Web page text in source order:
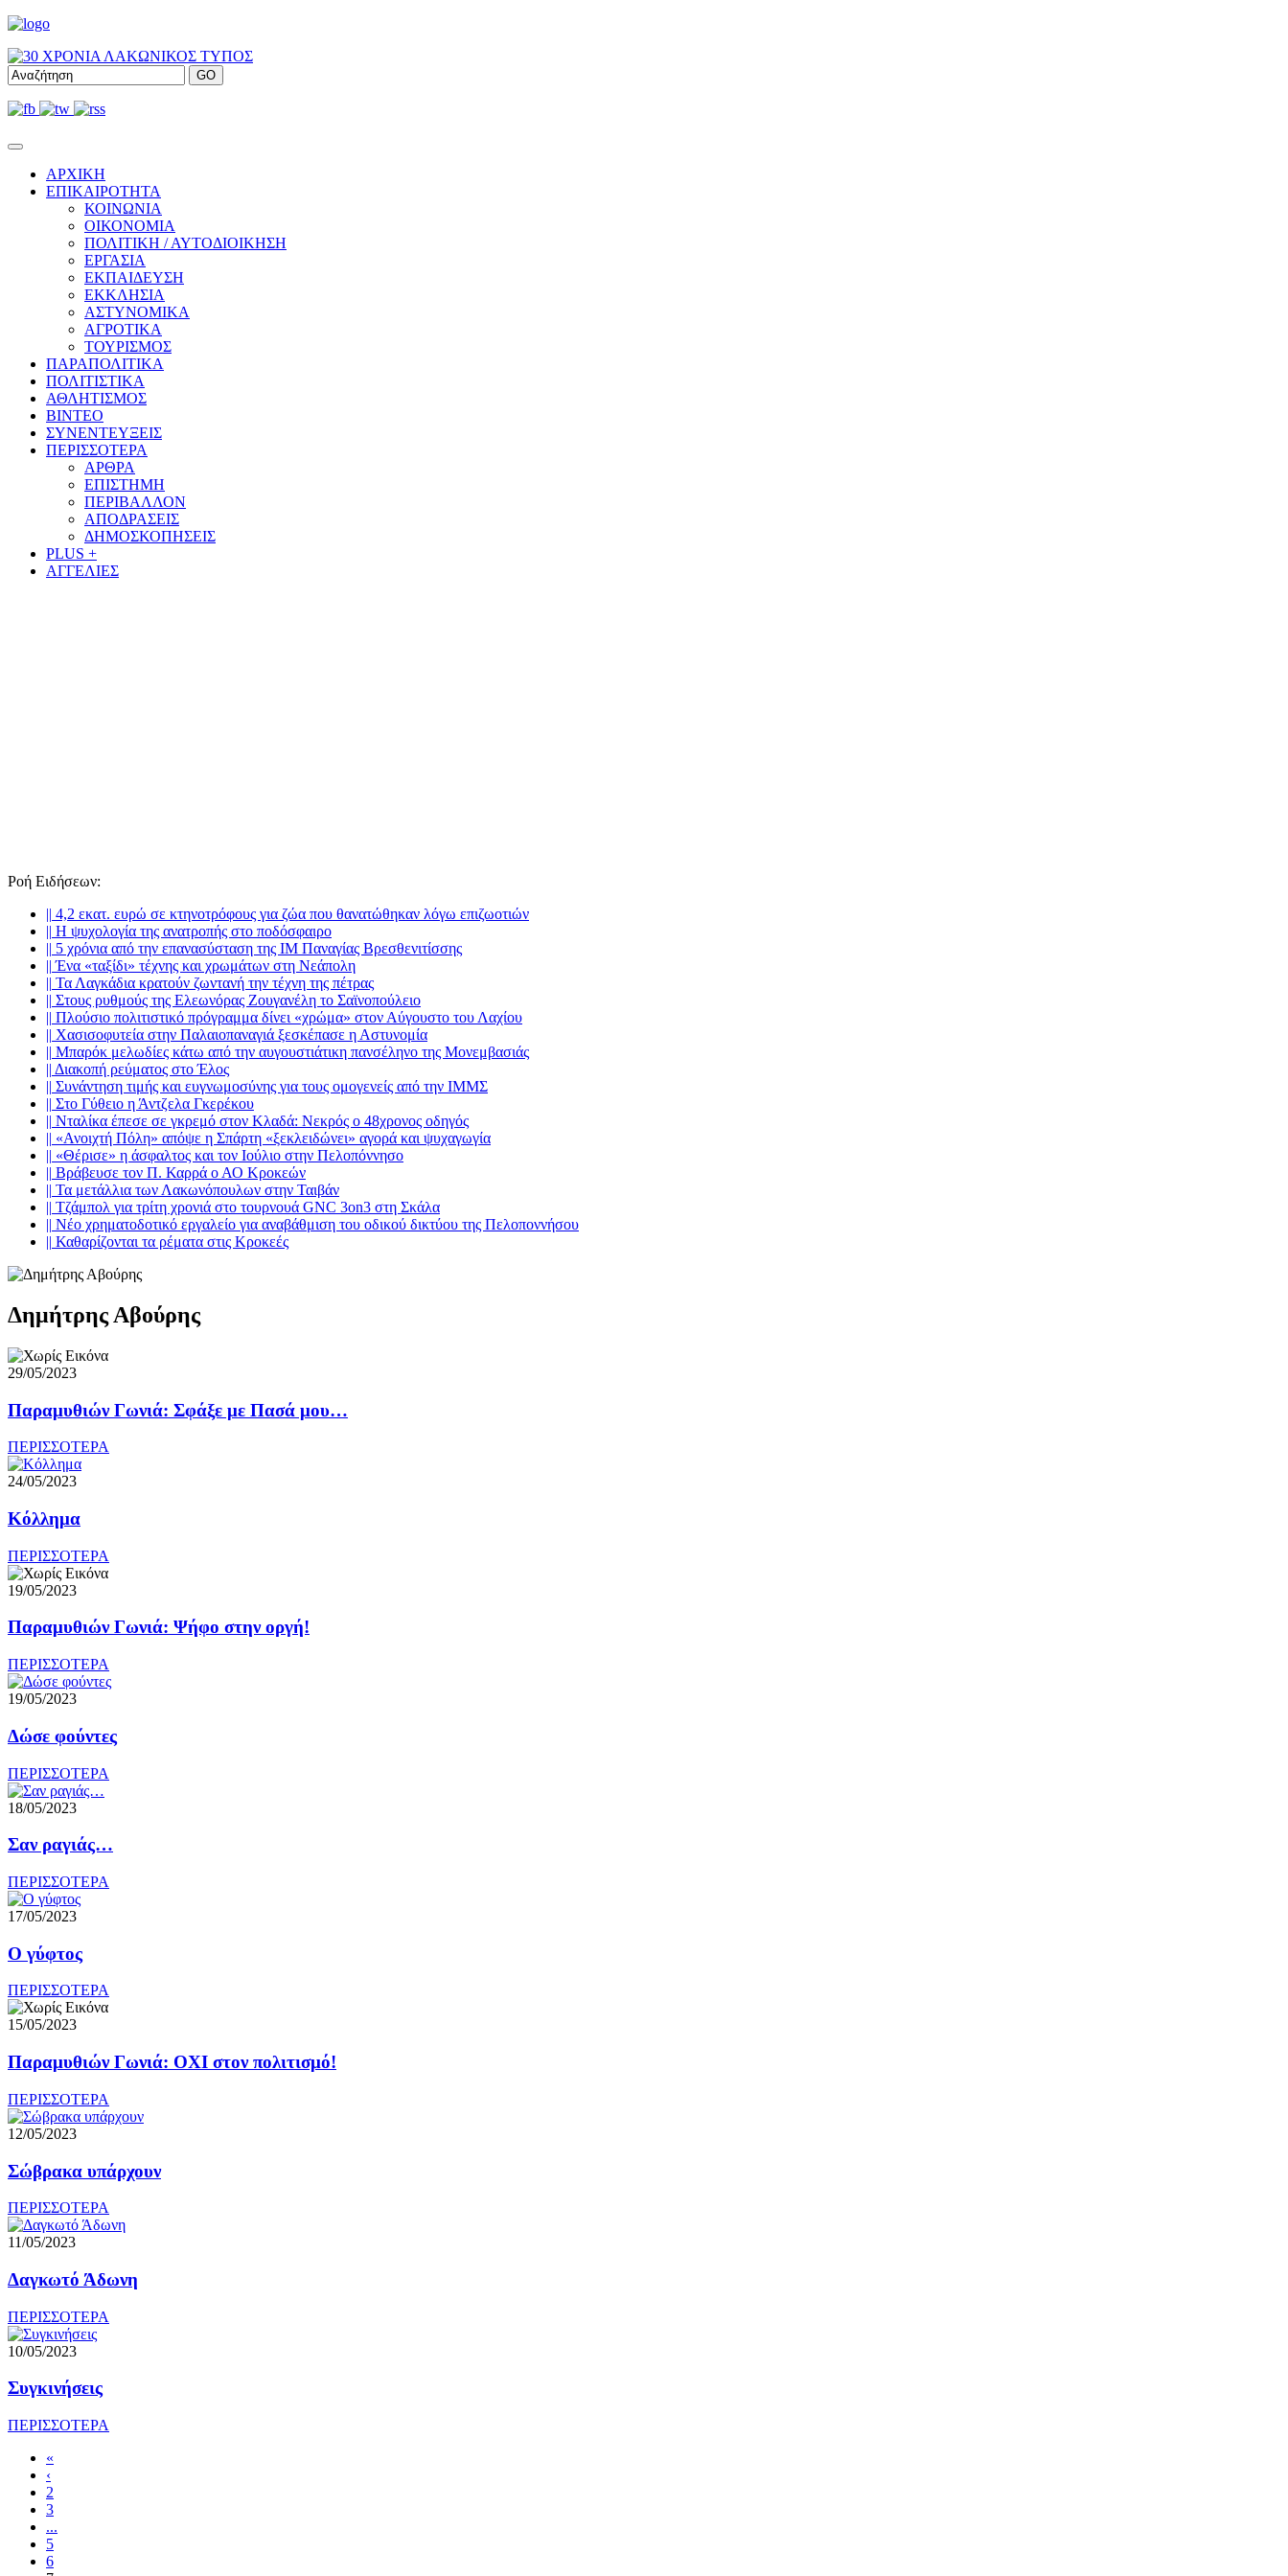
ΑΡΧΙΚΗ
ΕΠΙΚΑΙΡΟΤΗΤΑ
ΚΟΙΝΩΝΙΑ
ΟΙΚΟΝΟΜΙΑ
ΠΟΛΙΤΙΚΗ / ΑΥΤΟΔΙΟΙΚΗΣΗ
ΕΡΓΑΣΙΑ
ΕΚΠΑΙΔΕΥΣΗ
ΕΚΚΛΗΣΙΑ
ΑΣΤΥΝΟΜΙΚΑ
ΑΓΡΟΤΙΚΑ
ΤΟΥΡΙΣΜΟΣ
ΠΑΡΑΠΟΛΙΤΙΚΑ
ΠΟΛΙΤΙΣΤΙΚΑ
ΑΘΛΗΤΙΣΜΟΣ
ΒΙΝΤΕΟ
ΣΥΝΕΝΤΕΥΞΕΙΣ
ΠΕΡΙΣΣΟΤΕΡΑ
ΑΡΘΡΑ
ΕΠΙΣΤΗΜΗ
ΠΕΡΙΒΑΛΛΟΝ
ΑΠΟΔΡΑΣΕΙΣ
ΔΗΜΟΣΚΟΠΗΣΕΙΣ
PLUS +
ΑΓΓΕΛΙΕΣ
Ροή Ειδήσεων:
|| 4,2 εκατ. ευρώ σε κτηνοτρόφους για ζώα που θανατώθηκαν λόγω επιζωοτιών
|| Η ψυχολογία της ανατροπής στο ποδόσφαιρο
|| 5 χρόνια από την επανασύσταση της ΙΜ Παναγίας Βρεσθενιτίσσης
|| Ένα «ταξίδι» τέχνης και χρωμάτων στη Νεάπολη
|| Τα Λαγκάδια κρατούν ζωντανή την τέχνη της πέτρας
|| Στους ρυθμούς της Ελεωνόρας Ζουγανέλη το Σαϊνοπούλειο
|| Πλούσιο πολιτιστικό πρόγραμμα δίνει «χρώμα» στον Αύγουστο του Λαχίου
|| Χασισοφυτεία στην Παλαιοπαναγιά ξεσκέπασε η Αστυνομία
|| Μπαρόκ μελωδίες κάτω από την αυγουστιάτικη πανσέληνο της Μονεμβασιάς
|| Διακοπή ρεύματος στο Έλος
|| Συνάντηση τιμής και ευγνωμοσύνης για τους ομογενείς από την ΙΜΜΣ
|| Στο Γύθειο η Άντζελα Γκερέκου
|| Νταλίκα έπεσε σε γκρεμό στον Κλαδά: Νεκρός ο 48χρονος οδηγός
|| «Ανοιχτή Πόλη» απόψε η Σπάρτη «ξεκλειδώνει» αγορά και ψυχαγωγία
|| «Θέρισε» η άσφαλτος και τον Ιούλιο στην Πελοπόννησο
|| Βράβευσε τον Π. Καρρά ο ΑΟ Κροκεών
|| Τα μετάλλια των Λακωνόπουλων στην Ταιβάν
|| Τζάμπολ για τρίτη χρονιά στο τουρνουά GNC 3on3 στη Σκάλα
|| Νέο χρηματοδοτικό εργαλείο για αναβάθμιση του οδικού δικτύου της Πελοποννήσου
|| Καθαρίζονται τα ρέματα στις Κροκεές
Δημήτρης Αβούρης
29/05/2023
Παραμυθιών Γωνιά: Σφάξε με Πασά μου…
ΠΕΡΙΣΣΟΤΕΡΑ
24/05/2023
Κόλλημα
ΠΕΡΙΣΣΟΤΕΡΑ
19/05/2023
Παραμυθιών Γωνιά: Ψήφο στην οργή!
ΠΕΡΙΣΣΟΤΕΡΑ
19/05/2023
Δώσε φούντες
ΠΕΡΙΣΣΟΤΕΡΑ
18/05/2023
Σαν ραγιάς…
ΠΕΡΙΣΣΟΤΕΡΑ
17/05/2023
Ο γύφτος
ΠΕΡΙΣΣΟΤΕΡΑ
15/05/2023
Παραμυθιών Γωνιά: ΟΧΙ στον πολιτισμό!
ΠΕΡΙΣΣΟΤΕΡΑ
12/05/2023
Σώβρακα υπάρχουν
ΠΕΡΙΣΣΟΤΕΡΑ
11/05/2023
Δαγκωτό Άδωνη
ΠΕΡΙΣΣΟΤΕΡΑ
10/05/2023
Συγκινήσεις
ΠΕΡΙΣΣΟΤΕΡΑ
«
‹
2
3
...
5
6